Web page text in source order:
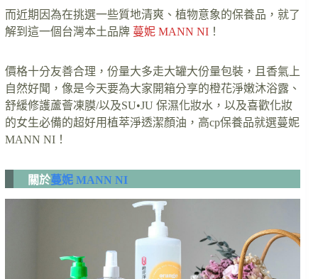
而近期因為在挑選一些質地清爽、植物意象的保養品，就了
解到這一個台灣本土品牌 蔓妮 MANN NI ！
價格十分友善合理，份量大多走大罐大份量包裝，且香氣上
自然好聞，像是今天要為大家開箱分享的橙花淨嫩沐浴露、
舒緩修護蘆薈凍膜/以及SU•JU 保濕化妝水，以及喜歡化妝
的女生必備的超好用植萃淨透潔顏油，高cp保養品就選蔓妮
MANN NI！
關於蔓妮 MANN NI